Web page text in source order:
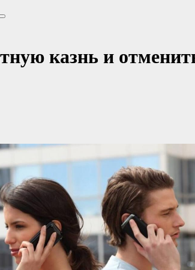
казнь и